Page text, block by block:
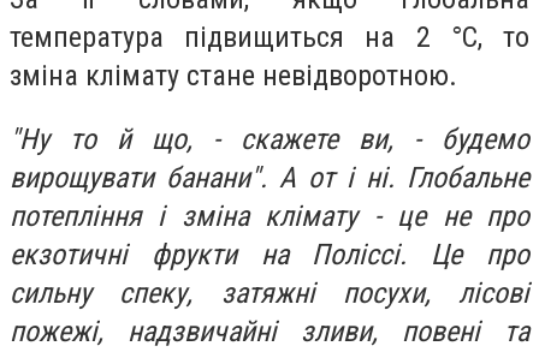
температура підвищиться на 2 °С, то
зміна клімату стане невідворотною.
"Ну то й що, - скажете ви, - будемо
вирощувати банани". А от і ні. Глобальне
потепління і зміна клімату - це не про
екзотичні фрукти на Поліссі. Це про
сильну спеку, затяжні посухи, лісові
пожежі, надзвичайні зливи, повені та